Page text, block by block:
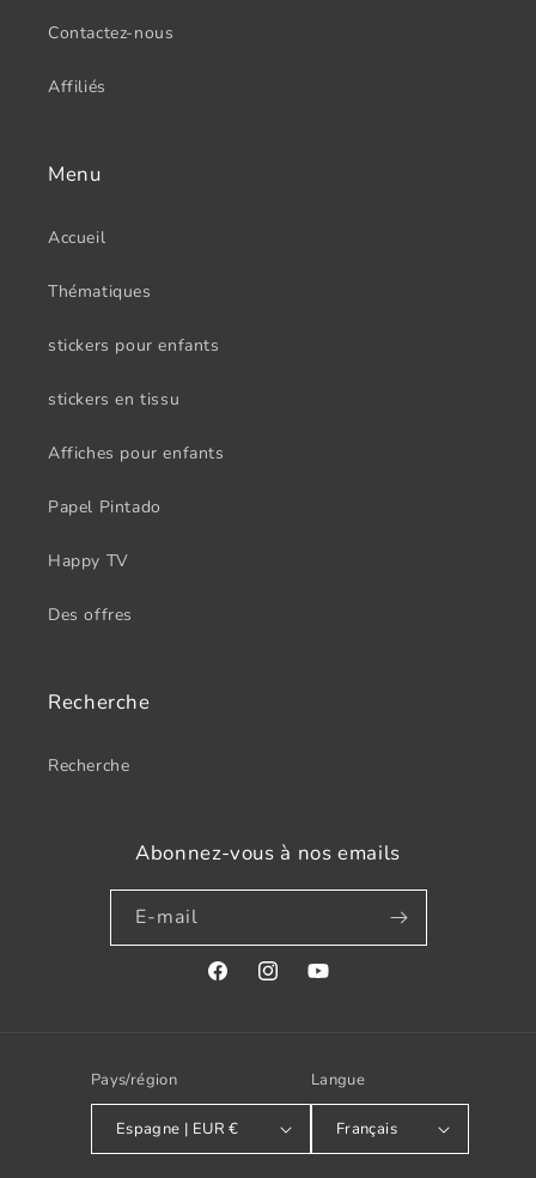
Contactez-nous
Affiliés
Menu
Accueil
Thématiques
stickers pour enfants
stickers en tissu
Affiches pour enfants
Papel Pintado
Happy TV
Des offres
Recherche
Recherche
Abonnez-vous à nos emails
E-mail
FacebookInstagramYouTube
Pays/région
Espagne | EUR €
Langue
Français